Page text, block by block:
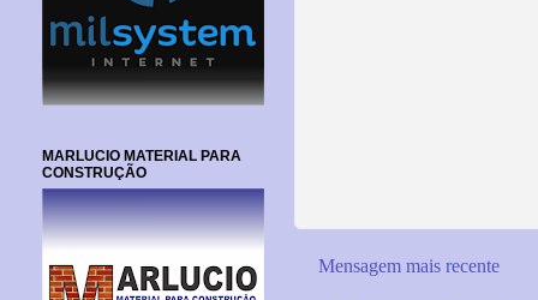
Mensagem mais recente
MARLUCIO MATERIAL PARA
CONSTRUÇÃO